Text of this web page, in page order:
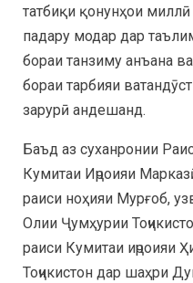
татбиқи қонунҳои
падару модар дар
бораи танзиму анъана
бораи тарбияи
зарурӣ андешанд.
Баъд аз суханронии
Кумитаи Иҷроияи
раиси ноҳияи Мурғоб,
Олии Ҷумҳурии
раиси Кумитаи иҷроияи
Тоҷикистон дар шаҳри